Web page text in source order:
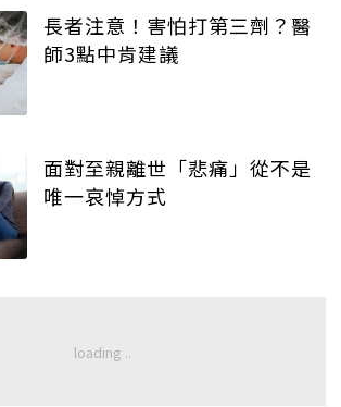
長者注意！害怕打第三劑？醫
師3點中肯建議
面對至親離世「悲痛」從不是
唯一哀悼方式